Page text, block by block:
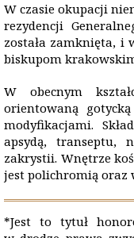
W czasie okupacji
rezydencji
została zamknięta, i
biskupom
W obecnym
orientowaną
modyfikacjami.
apsydą, transeptu,
zakrystii. Wnętrze
jest polichromią oraz
*Jest to tytuł